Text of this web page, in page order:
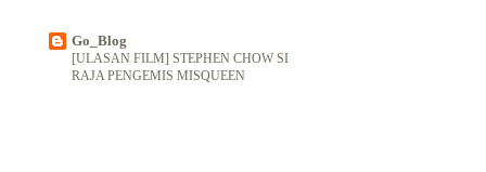
Go_Blog
[ULASAN FILM] STEPHEN CHOW SI
RAJA PENGEMIS MISQUEEN